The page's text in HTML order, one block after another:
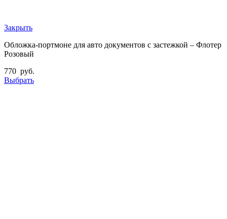
Закрыть
Обложка-портмоне для авто документов с застежкой – Флотер
Розовый
770 руб.
Выбрать